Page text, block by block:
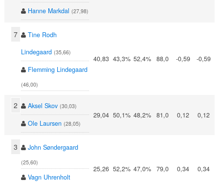
Hanne Markdal (27,98)
7
Tine Rodh
Lindegaard (35,66)
Flemming Lindegaard
(46,00)
40,83 43,3% 52,4% 88,0 -0,59 -0,59
2 Aksel Skov (30,03)
Ole Laursen (28,05)
29,04 50,1% 48,2% 81,0 0,12 0,12
3 John Søndergaard
(25,60)
Vagn Uhrenholt
25,26 52,2% 47,0% 79,0 0,34 0,34